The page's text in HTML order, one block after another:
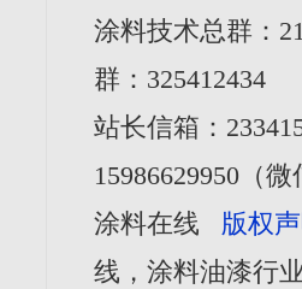
涂料技术总群：
群：325412434
站长信箱：
15986629950（
涂料在线 版权
线，涂料油漆行